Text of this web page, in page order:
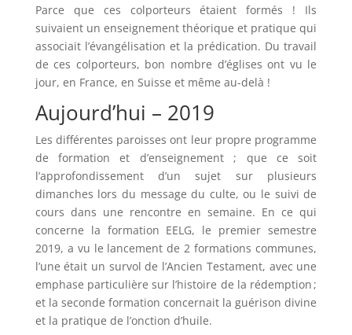
Parce que ces colporteurs étaient formés ! Ils
suivaient un enseignement théorique et pratique qui
associait l’évangélisation et la prédication. Du travail
de ces colporteurs, bon nombre d’églises ont vu le
jour, en France, en Suisse et même au-delà !
Aujourd’hui – 2019
Les différentes paroisses ont leur propre programme
de formation et d’enseignement ; que ce soit
l’approfondissement d’un sujet sur plusieurs
dimanches lors du message du culte, ou le suivi de
cours dans une rencontre en semaine. En ce qui
concerne la formation EELG, le premier semestre
2019, a vu le lancement de 2 formations communes,
l’une était un survol de l’Ancien Testament, avec une
emphase particulière sur l’histoire de la rédemption ;
et la seconde formation concernait la guérison divine
et la pratique de l’onction d’huile.